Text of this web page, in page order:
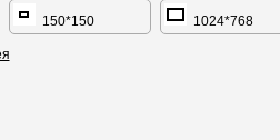
150*150 1024*768